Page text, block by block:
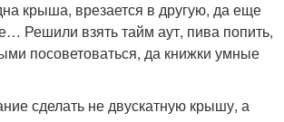
крыша, врезается в другую, да еще
Решили взять тайм аут, пива попить,
посоветоваться, да книжки умные
сделать не двускатную крышу, а